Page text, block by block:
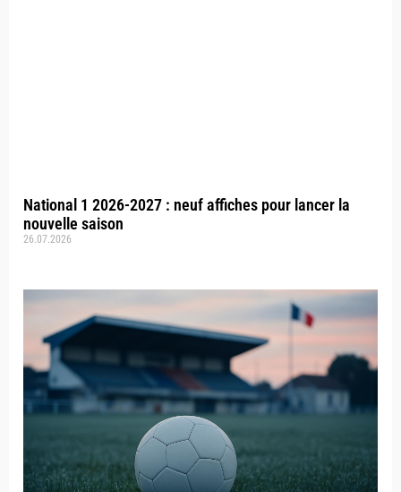
National 1 2026-2027 : neuf affiches pour lancer la
nouvelle saison
26.07.2026